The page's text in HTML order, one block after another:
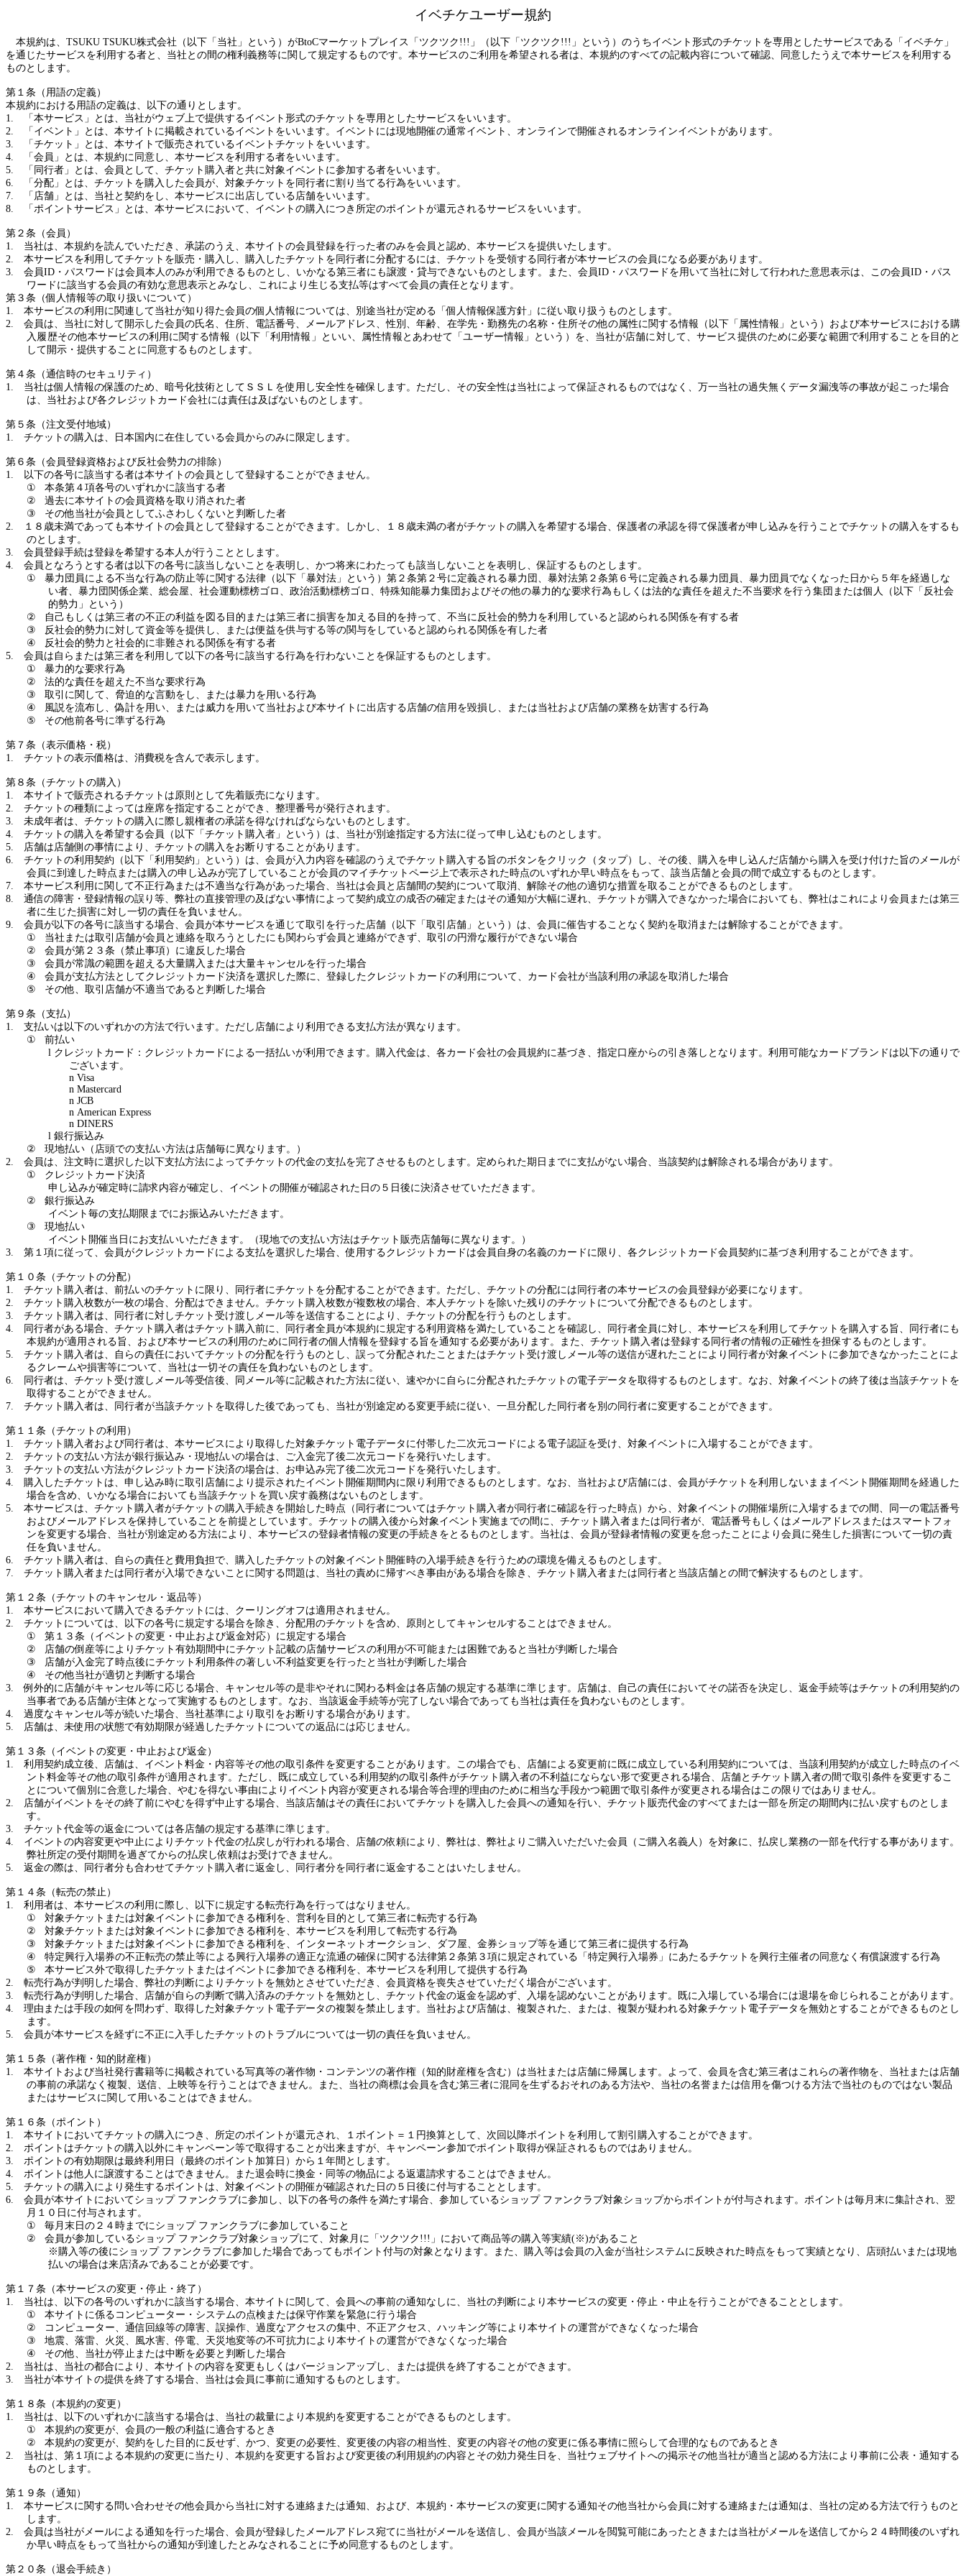
イベチケユーザー規約
本規約は、 TSUKU TSUKU株式会社（以下「当社」という）がBtoCマーケットプレイス「ツクツク !!! 」（以下「ツクツク !!! 」という）のうちイベント形式のチケットを専用としたサービスである「イベチケ」
を通じたサービスを利用する者と、当社との間の権利義務等に関して規定するものです。本サービスのご利用を希望される者は、本規約のすべての記載内容について確認、同意したうえで本サービスを利用する
ものとします。
第１条（用語の定義）
本規約における用語の定義は、以下の通りとします。
1.
「本サービス」とは、当社がウェブ上で提供するイベント形式のチケットを専用としたサービスをいいます。
2.
「イベント」とは、本サイトに掲載されているイベントをいいます。イベントには現地開催の通常イベント、オンラインで開催されるオンラインイベントがあります。
3.
「チケット」とは、本サイトで販売されているイベントチケットをいいます。
4.
「会員」とは、本規約に同意し、本サービスを利用する者をいいます。
5.
「同行者」とは、会員として、チケット購入者と共に対象イベントに参加する者をいいます。
6.
「分配」とは、チケットを購入した会員が、対象チケットを同行者に割り当てる行為をいいます。
7.
「店舗」とは、当社と契約をし、本サービスに出店している店舗をいいます。
8.
「ポイントサービス」とは、本サービスにおいて、イベントの購入につき所定のポイントが還元されるサービスをいいます。
第２条（会員）
1.
当社は、本規約を読んでいただき、承諾のうえ、本サイトの会員登録を行った者のみを会員と認め、本サービスを提供いたします。
2.
本サービスを利用してチケットを販売・購入し、購入したチケットを同行者に分配するには、チケットを受領する同行者が本サービスの会員になる必要があります。
3.
会員ID ・パスワードは会員本人のみが利用できるものとし、いかなる第三者にも譲渡・貸与できないものとします。また、会員ID ・パスワードを用いて当社に対して行われた意思表示は、この会員ID ・パス
ワードに該当する会員の有効な意思表示とみなし、これにより生じる支払等はすべて会員の責任となります。
第３条（個人情報等の取り扱いについて）
1.
本サービスの利用に関連して当社が知り得た会員の個人情報については、別途当社が定める「個人情報保護方針」に従い取り扱うものとします。
2.
会員は、当社に対して開示した会員の氏名、住所、電話番号、メールアドレス、性別、年齢、在学先・勤務先の名称・住所その他の属性に関する情報（以下「属性情報」という）および本サービスにおける購
入履歴その他本サービスの利用に関する情報（以下「利用情報」といい、属性情報とあわせて「ユーザー情報」という）を、当社が店舗に対して、サービス提供のために必要な範囲で利用することを目的と
して開示・提供することに同意するものとします。
第４条（通信時のセキュリティ）
1.
当社は個人情報の保護のため、暗号化技術としてＳＳＬを使用し安全性を確保します。ただし、その安全性は当社によって保証されるものではなく、万一当社の過失無くデータ漏洩等の事故が起こった場合
は、当社および各クレジットカード会社には責任は及ばないものとします。
第５条（注文受付地域）
1.
チケットの購入は、日本国内に在住している会員からのみに限定します。
第６条（会員登録資格および反社会勢力の排除）
1.
以下の各号に該当する者は本サイトの会員として登録することができません。
①
本条第４項各号のいずれかに該当する者
②
過去に本サイトの会員資格を取り消された者
③
その他当社が会員としてふさわしくないと判断した者
2.
１８歳未満であっても本サイトの会員として登録することができます。しかし、１８歳未満の者がチケットの購入を希望する場合、保護者の承認を得て保護者が申し込みを行うことでチケットの購入をするも
のとします。
3.
会員登録手続は登録を希望する本人が行うこととします。
4.
会員となろうとする者は以下の各号に該当しないことを表明し、かつ将来にわたっても該当しないことを表明し、保証するものとします。
①
暴力団員による不当な行為の防止等に関する法律（以下「暴対法」という）第２条第２号に定義される暴力団、暴対法第２条第６号に定義される暴力団員、暴力団員でなくなった日から５年を経過しな
い者、暴力団関係企業、総会屋、社会運動標榜ゴロ、政治活動標榜ゴロ、特殊知能暴力集団およびその他の暴力的な要求行為もしくは法的な責任を超えた不当要求を行う集団または個人（以下「反社会
的勢力」という）
②
自己もしくは第三者の不正の利益を図る目的または第三者に損害を加える目的を持って、不当に反社会的勢力を利用していると認められる関係を有する者
③
反社会的勢力に対して資金等を提供し、または便益を供与する等の関与をしていると認められる関係を有した者
④
反社会的勢力と社会的に非難される関係を有する者
5.
会員は自らまたは第三者を利用して以下の各号に該当する行為を行わないことを保証するものとします。
①
暴力的な要求行為
②
法的な責任を超えた不当な要求行為
③
取引に関して、脅迫的な言動をし、または暴力を用いる行為
④
風説を流布し、偽計を用い、または威力を用いて当社および本サイトに出店する店舗の信用を毀損し、または当社および店舗の業務を妨害する行為
⑤
その他前各号に準ずる行為
第７条（表示価格・税）
1.
チケットの表示価格は、消費税を含んで表示します。
第８条（チケットの購入）
1.
本サイトで販売されるチケットは原則として先着販売になります。
2.
チケットの種類によっては座席を指定することができ、整理番号が発行されます。
3.
未成年者は、チケットの購入に際し親権者の承諾を得なければならないものとします。
4.
チケットの購入を希望する会員（以下「チケット購入者」という）は、当社が別途指定する方法に従って申し込むものとします。
5.
店舗は店舗側の事情により、チケットの購入をお断りすることがあります。
6.
チケットの利用契約（以下「利用契約」という）は、会員が入力内容を確認のうえでチケット購入する旨のボタンをクリック（タップ）し、その後、購入を申し込んだ店舗から購入を受け付けた旨のメールが
会員に到達した時点または購入の申し込みが完了していることが会員のマイチケットページ上で表示された時点のいずれか早い時点をもって、該当店舗と会員の間で成立するものとします。
7.
本サービス利用に関して不正行為または不適当な行為があった場合、当社は会員と店舗間の契約について取消、解除その他の適切な措置を取ることができるものとします。
8.
通信の障害・登録情報の誤り等、弊社の直接管理の及ばない事情によって契約成立の成否の確定またはその通知が大幅に遅れ、チケットが購入できなかった場合においても、弊社はこれにより会員または第三
者に生じた損害に対し一切の責任を負いません。
9.
会員が以下の各号に該当する場合、会員が本サービスを通じて取引を行った店舗（以下「取引店舗」という）は、会員に催告することなく契約を取消または解除することができます。
①
当社または取引店舗が会員と連絡を取ろうとしたにも関わらず会員と連絡ができず、取引の円滑な履行ができない場合
②
会員が第２３条（禁止事項）に違反した場合
③
会員が常識の範囲を超える大量購入または大量キャンセルを行った場合
④
会員が支払方法としてクレジットカード決済を選択した際に、登録したクレジットカードの利用について、カード会社が当該利用の承認を取消した場合
⑤
その他、取引店舗が不適当であると判断した場合
第９条（支払）
1.
支払いは以下のいずれかの方法で行います。ただし店舗により利用できる支払方法が異なります。
①
前払い
l クレジットカード：クレジットカードによる一括払いが利用できます。購入代金は、各カード会社の会員規約に基づき、指定口座からの引き落しとなります。利用可能なカードブランドは以下の通りで
ございます。
n Visa
n Mastercard
n JCB
n American Express
n DINERS
l 銀行振込み
②
現地払い（店頭での支払い方法は店舗毎に異なります。）
2.
会員は、注文時に選択した以下支払方法によってチケットの代金の支払を完了させるものとします。定められた期日までに支払がない場合、当該契約は解除される場合があります。
①
クレジットカード決済
申し込みが確定時に請求内容が確定し、イベントの開催が確認された日の５日後に決済させていただきます。
②
銀行振込み
イベント毎の支払期限までにお振込みいただきます。
③
現地払い
イベント開催当日にお支払いいただきます。（現地での支払い方法はチケット販売店舗毎に異なります。）
3.
第１項に従って、会員がクレジットカードによる支払を選択した場合、使用するクレジットカードは会員自身の名義のカードに限り、各クレジットカード会員契約に基づき利用することができます。
第１０条（チケットの分配）
1.
チケット購入者は、前払いのチケットに限り、同行者にチケットを分配することができます。ただし、チケットの分配には同行者の本サービスの会員登録が必要になります。
2.
チケット購入枚数が一枚の場合、分配はできません。チケット購入枚数が複数枚の場合、本人チケットを除いた残りのチケットについて分配できるものとします。
3.
チケット購入者は、同行者に対しチケット受け渡しメール等を送信することにより、チケットの分配を行うものとします。
4.
同行者がある場合、チケット購入者はチケット購入前に、同行者全員が本規約に規定する利用資格を満たしていることを確認し、同行者全員に対し、本サービスを利用してチケットを購入する旨、同行者にも
本規約が適用される旨、および本サービスの利用のために同行者の個人情報を登録する旨を通知する必要があります。また、チケット購入者は登録する同行者の情報の正確性を担保するものとします。
5.
チケット購入者は、自らの責任においてチケットの分配を行うものとし、誤って分配されたことまたはチケット受け渡しメール等の送信が遅れたことにより同行者が対象イベントに参加できなかったことによ
るクレームや損害等について、当社は一切その責任を負わないものとします。
6.
同行者は、チケット受け渡しメール等受信後、同メール等に記載された方法に従い、速やかに自らに分配されたチケットの電子データを取得するものとします。なお、対象イベントの終了後は当該チケットを
取得することができません。
7.
チケット購入者は、同行者が当該チケットを取得した後であっても、当社が別途定める変更手続に従い、一旦分配した同行者を別の同行者に変更することができます。
第１１条（チケットの利用）
1.
チケット購入者および同行者は、本サービスにより取得した対象チケット電子データに付帯した二次元コードによる電子認証を受け、対象イベントに入場することができます。
2.
チケットの支払い方法が銀行振込み・現地払いの場合は、ご入金完了後二次元コードを発行いたします。
3.
チケットの支払い方法がクレジットカード決済の場合は、お申込み完了後二次元コードを発行いたします。
4.
購入したチケットは、申し込み時に取引店舗により提示されたイベント開催期間内に限り利用できるものとします。なお、当社および店舗には、会員がチケットを利用しないままイベント開催期間を経過した
場合を含め、いかなる場合においても当該チケットを買い戻す義務はないものとします。
5.
本サービスは、チケット購入者がチケットの購入手続きを開始した時点（同行者についてはチケット購入者が同行者に確認を行った時点）から、対象イベントの開催場所に入場するまでの間、同一の電話番号
およびメールアドレスを保持していることを前提としています。チケットの購入後から対象イベント実施までの間に、チケット購入者または同行者が、電話番号もしくはメールアドレスまたはスマートフォ
ンを変更する場合、当社が別途定める方法により、本サービスの登録者情報の変更の手続きをとるものとします。当社は、会員が登録者情報の変更を怠ったことにより会員に発生した損害について一切の責
任を負いません。
6.
チケット購入者は、自らの責任と費用負担で、購入したチケットの対象イベント開催時の入場手続きを行うための環境を備えるものとします。
7.
チケット購入者または同行者が入場できないことに関する問題は、当社の責めに帰すべき事由がある場合を除き、チケット購入者または同行者と当該店舗との間で解決するものとします。
第１２条（チケットのキャンセル・返品等）
1.
本サービスにおいて購入できるチケットには、クーリングオフは適用されません。
2.
チケットについては、以下の各号に規定する場合を除き、分配用のチケットを含め、原則としてキャンセルすることはできません。
①
第１３条（イベントの変更・中止および返金対応）に規定する場合
②
店舗の倒産等によりチケット有効期間中にチケット記載の店舗サービスの利用が不可能または困難であると当社が判断した場合
③
店舗が入金完了時点後にチケット利用条件の著しい不利益変更を行ったと当社が判断した場合
④
その他当社が適切と判断する場合
3.
例外的に店舗がキャンセル等に応じる場合、キャンセル等の是非やそれに関わる料金は各店舗の規定する基準に準じます。店舗は、自己の責任においてその諾否を決定し、返金手続等はチケットの利用契約の
当事者である店舗が主体となって実施するものとします。なお、当該返金手続等が完了しない場合であっても当社は責任を負わないものとします。
4.
過度なキャンセル等が続いた場合、当社基準により取引をお断りする場合があります。
5.
店舗は、未使用の状態で有効期限が経過したチケットについての返品には応じません。
第１３条（イベントの変更・中止および返金）
1.
利用契約成立後、店舗は、イベント料金・内容等その他の取引条件を変更することがあります。この場合でも、店舗による変更前に既に成立している利用契約については、当該利用契約が成立した時点のイベ
ント料金等その他の取引条件が適用されます。ただし、既に成立している利用契約の取引条件がチケット購入者の不利益にならない形で変更される場合、店舗とチケット購入者の間で取引条件を変更するこ
とについて個別に合意した場合、やむを得ない事由によりイベント内容が変更される場合等合理的理由のために相当な手段かつ範囲で取引条件が変更される場合はこの限りではありません。
2.
店舗がイベントをその終了前にやむを得ず中止する場合、当該店舗はその責任においてチケットを購入した会員への通知を行い、チケット販売代金のすべてまたは一部を所定の期間内に払い戻すものとしま
す。
3.
チケット代金等の返金については各店舗の規定する基準に準じます。
4.
イベントの内容変更や中止によりチケット代金の払戻しが行われる場合、店舗の依頼により、弊社は、弊社よりご購入いただいた会員（ご購入名義人）を対象に、払戻し業務の一部を代行する事があります。
弊社所定の受付期間を過ぎてからの払戻し依頼はお受けできません。
5.
返金の際は、同行者分も合わせてチケット購入者に返金し、同行者分を同行者に返金することはいたしません。
第１４条（転売の禁止）
1.
利用者は、本サービスの利用に際し、以下に規定する転売行為を行ってはなりません。
①
対象チケットまたは対象イベントに参加できる権利を、営利を目的として第三者に転売する行為
②
対象チケットまたは対象イベントに参加できる権利を、本サービスを利用して転売する行為
③
対象チケットまたは対象イベントに参加できる権利を、インターネットオークション、ダフ屋、金券ショップ等を通じて第三者に提供する行為
④
特定興行入場券の不正転売の禁止等による興行入場券の適正な流通の確保に関する法律第２条第３項に規定されている「特定興行入場券」にあたるチケットを興行主催者の同意なく有償譲渡する行為
⑤
本サービス外で取得したチケットまたはイベントに参加できる権利を、本サービスを利用して提供する行為
2.
転売行為が判明した場合、弊社の判断によりチケットを無効とさせていただき、会員資格を喪失させていただく場合がございます。
3.
転売行為が判明した場合、店舗が自らの判断で購入済みのチケットを無効とし、チケット代金の返金を認めず、入場を認めないことがあります。既に入場している場合には退場を命じられることがあります。
4.
理由または手段の如何を問わず、取得した対象チケット電子データの複製を禁止します。当社および店舗は、複製された、または、複製が疑われる対象チケット電子データを無効とすることができるものとし
ます。
5.
会員が本サービスを経ずに不正に入手したチケットのトラブルについては一切の責任を負いません。
第１５条（著作権・知的財産権）
1.
本サイトおよび当社発行書籍等に掲載されている写真等の著作物・コンテンツの著作権（知的財産権を含む）は当社または店舗に帰属します。よって、会員を含む第三者はこれらの著作物を、当社または店舗
の事前の承諾なく複製、送信、上映等を行うことはできません。また、当社の商標は会員を含む第三者に混同を生ずるおそれのある方法や、当社の名誉または信用を傷つける方法で当社のものではない製品
またはサービスに関して用いることはできません。
第１６条（ポイント）
1.
本サイトにおいてチケットの購入につき、所定のポイントが還元され、１ポイント＝１円換算として、次回以降ポイントを利用して割引購入することができます。
2.
ポイントはチケットの購入以外にキャンペーン等で取得することが出来ますが、キャンペーン参加でポイント取得が保証されるものではありません。
3.
ポイントの有効期限は最終利用日（最終のポイント加算日）から１年間とします。
4.
ポイントは他人に譲渡することはできません。また退会時に換金・同等の物品による返還請求することはできません。
5.
チケットの購入により発生するポイントは、対象イベントの開催が確認された日の５日後に付与することとします。
6.
会員が本サイトにおいてショップ ファンクラブに参加し、以下の各号の条件を満たす場合、参加しているショップ ファンクラブ対象ショップからポイントが付与されます。ポイントは毎月末に集計され、翌
月１０日に付与されます。
①
毎月末日の２４時までにショップ ファンクラブに参加していること
②
会員が参加しているショップ ファンクラブ対象ショップにて、対象月に「ツクツク !!! 」において商品等の購入等実績(※)があること
※購入等の後にショップ ファンクラブに参加した場合であってもポイント付与の対象となります。また、購入等は会員の入金が当社システムに反映された時点をもって実績となり、店頭払いまたは現地
払いの場合は来店済みであることが必要です。
第１７条（本サービスの変更・停止・終了）
1.
当社は、以下の各号のいずれかに該当する場合、本サイトに関して、会員への事前の通知なしに、当社の判断により本サービスの変更・停止・中止を行うことができることとします。
①
本サイトに係るコンピューター・システムの点検または保守作業を緊急に行う場合
②
コンピューター、通信回線等の障害、誤操作、過度なアクセスの集中、不正アクセス、ハッキング等により本サイトの運営ができなくなった場合
③
地震、落雷、火災、風水害、停電、天災地変等の不可抗力により本サイトの運営ができなくなった場合
④
その他、当社が停止または中断を必要と判断した場合
2.
当社は、当社の都合により、本サイトの内容を変更もしくはバージョンアップし、または提供を終了することができます。
3.
当社が本サイトの提供を終了する場合、当社は会員に事前に通知するものとします。
第１８条（本規約の変更）
1.
当社は、以下のいずれかに該当する場合は、当社の裁量により本規約を変更することができるものとします。
①
本規約の変更が、会員の一般の利益に適合するとき
②
本規約の変更が、契約をした目的に反せず、かつ、変更の必要性、変更後の内容の相当性、変更の内容その他の変更に係る事情に照らして合理的なものであるとき
2.
当社は、第１項による本規約の変更に当たり、本規約を変更する旨および変更後の利用規約の内容とその効力発生日を、当社ウェブサイトへの掲示その他当社が適当と認める方法により事前に公表・通知する
ものとします。
第１９条（通知）
1.
本サービスに関する問い合わせその他会員から当社に対する連絡または通知、および、本規約・本サービスの変更に関する通知その他当社から会員に対する連絡または通知は、当社の定める方法で行うものと
します。
2.
会員は当社がメールによる通知を行った場合、会員が登録したメールアドレス宛てに当社がメールを送信し、会員が当該メールを閲覧可能にあったときまたは当社がメールを送信してから２４時間後のいずれ
か早い時点をもって当社からの通知が到達したとみなされることに予め同意するものとします。
第２０条（退会手続き）